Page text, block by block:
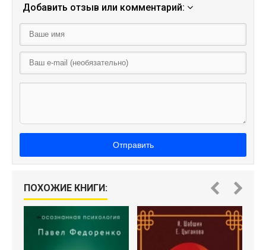
Добавить отзыв или комментарий:
Отправить
ПОХОЖИЕ КНИГИ: